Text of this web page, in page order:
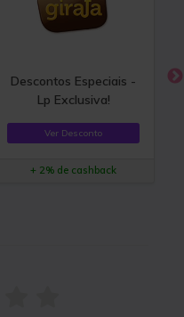
Descontos Especiais -
Lp Exclusiva!
Ver Desconto
+ 2% de cashback